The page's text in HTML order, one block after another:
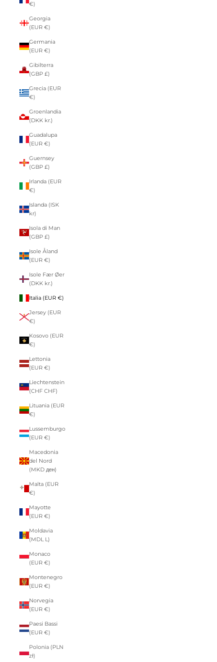
€)
Georgia
(EUR €)
Germania
(EUR €)
Gibilterra
(GBP £)
Grecia (EUR
€)
Groenlandia
(DKK kr.)
Guadalupa
(EUR €)
Guernsey
(GBP £)
Irlanda (EUR
€)
Islanda (ISK
kr)
Isola di Man
(GBP £)
Isole Åland
(EUR €)
Isole Fær Øer
(DKK kr.)
Italia (EUR €)
Jersey (EUR
€)
Kosovo (EUR
€)
Lettonia
(EUR €)
Liechtenstein
(CHF CHF)
Lituania (EUR
€)
Lussemburgo
(EUR €)
Macedonia
del Nord
(MKD ден)
Malta (EUR
€)
Mayotte
(EUR €)
Moldavia
(MDL L)
Monaco
(EUR €)
Montenegro
(EUR €)
Norvegia
(EUR €)
Paesi Bassi
(EUR €)
Polonia (PLN
zł)